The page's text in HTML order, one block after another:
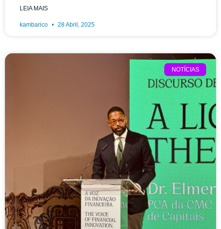
LEIA MAIS
kambarico 28 Abril, 2025
NOTÍCIAS